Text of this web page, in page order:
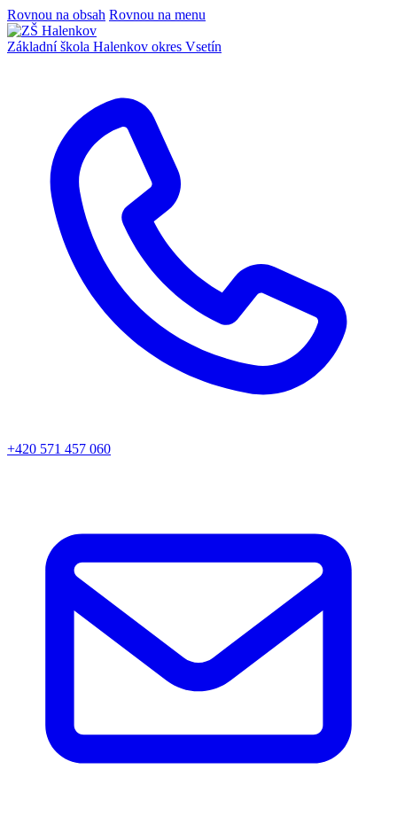
Rovnou na obsah Rovnou na menu
Základní škola Halenkov okres Vsetín
+420 571 457 060